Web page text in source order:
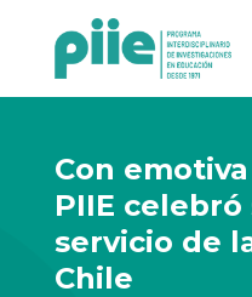
Con
PIIE celebró
servicio de
Chile